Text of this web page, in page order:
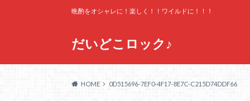
だいどこロック♪
晩酌をオシャレに！楽しく！！ワイルドに！！！
HOME 0D515696-7EF0-4F17-8E7C-C215D74DDF66